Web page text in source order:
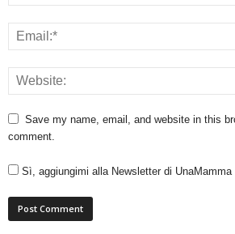
Save my name, email, and website in this
comment.
Sì, aggiungimi alla Newsletter di UnaMamma